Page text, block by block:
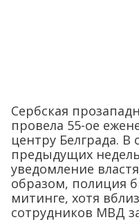
Сербская
провела 55-ое
центру Белграда. В
предыдущих
уведомление
образом, полиция
митинге, хотя
сотрудников МВД